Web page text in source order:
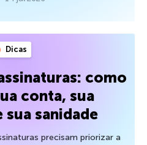
Dicas
como
conta, sua
sanidade
precisam priorizar a